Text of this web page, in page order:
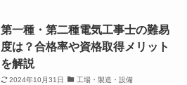
第一種・第二種電気工事士の難易
度は？合格率や資格取得メリット
を解説
2024年10月31日 工場・製造・設備